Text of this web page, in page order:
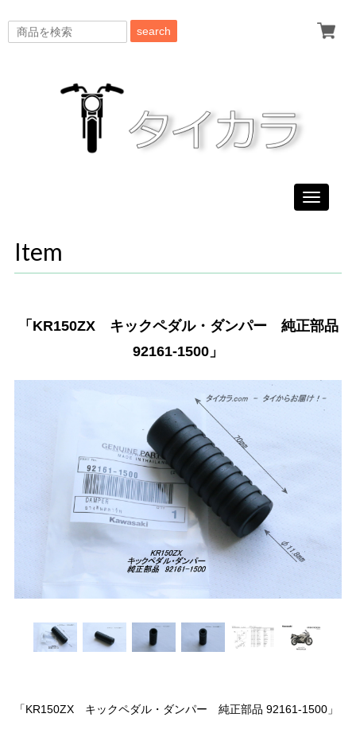
search
Toggle
Item
「KR150ZX キックペダル・ダンパー 純正部品
92161-1500」
「KR150ZX キックペダル・ダンパー 純正部品 92161-1500」